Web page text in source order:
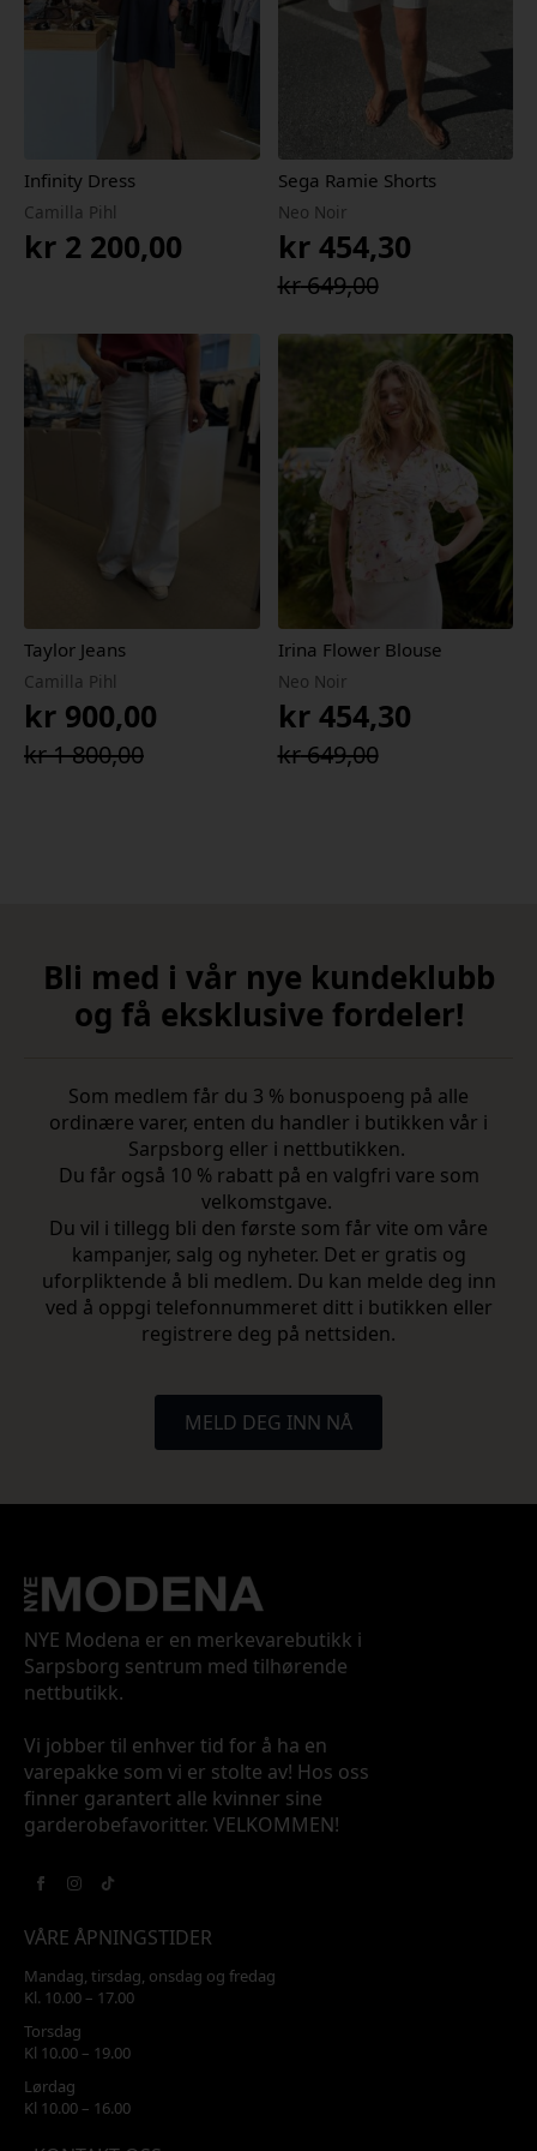
Infinity Dress
Camilla Pihl
kr 2 200,00
Sega Ramie Shorts
Neo Noir
kr649,00
Opprinnelig
var:
kr 649,00.
kr454,30
Nåværende
er:
kr 454,30.
Taylor Jeans
Camilla Pihl
kr1 800,00
Opprinnelig
kr 900,00
Nåværende
Irina Flower Blouse
Neo Noir
kr649,00
Opprinnelig
kr454,30
Nåværende
Bli med i vår nye kundeklubb
og få eksklusive fordeler!
Som medlem får du 3 % bonuspoeng på alle
ordinære varer, enten du handler i butikken vår i
Sarpsborg eller i nettbutikken.
Du får også 10 % rabatt på en valgfri vare som
velkomstgave.
Du vil i tillegg bli den første som får vite om våre
kampanjer, salg og nyheter. Det er gratis og
uforpliktende å bli medlem. Du kan melde deg inn
ved å oppgi telefonnummeret ditt i butikken eller
registrere deg på nettsiden.
MELD DEG INN NÅ
NYE Modena er en merkevarebutikk i
Sarpsborg sentrum med tilhørende
nettbutikk.
Vi jobber til enhver tid for å ha en
varepakke som vi er stolte av! Hos oss
finner garantert alle kvinner sine
garderobefavoritter. VELKOMMEN!
VÅRE ÅPNINGSTIDER
Mandag, tirsdag, onsdag og fredag
Kl. 10.00 – 17.00
Torsdag
Kl 10.00 – 19.00
Lørdag
Kl 10.00 – 16.00